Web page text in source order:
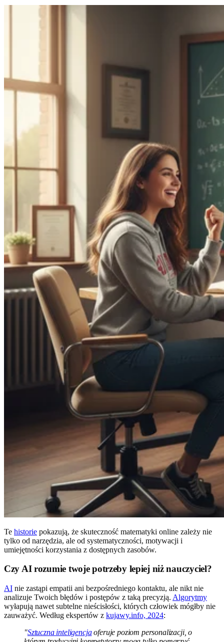
Te historie pokazują, że skuteczność matematyki online zależy nie
tylko od narzędzia, ale od systematyczności, motywacji i
umiejętności korzystania z dostępnych zasobów.
Czy AI rozumie twoje potrzeby lepiej niż nauczyciel?
AI nie zastąpi empatii ani bezpośredniego kontaktu, ale nikt nie
analizuje Twoich błędów i postępów z taką precyzją. Algorytmy
wyłapują nawet subtelne nieścisłości, których człowiek mógłby nie
zauważyć. Według ekspertów z kujawy.info, 2024:
"Sztuczna inteligencjaoferuje poziom personalizacji, o